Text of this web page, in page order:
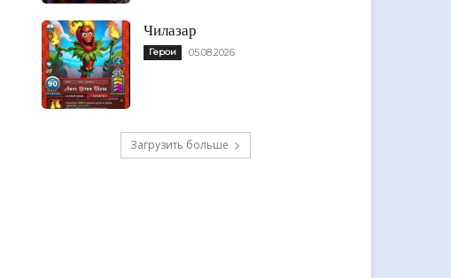
Чилазар
Герои 05.08.2026
Загрузить больше